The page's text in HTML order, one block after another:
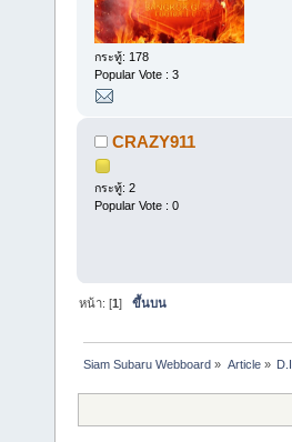
กระทู้: 178
Popular Vote : 3
CRAZY911
กระทู้: 2
Popular Vote : 0
หน้า: [1]ขึ้นบน
Siam Subaru Webboard » Article»